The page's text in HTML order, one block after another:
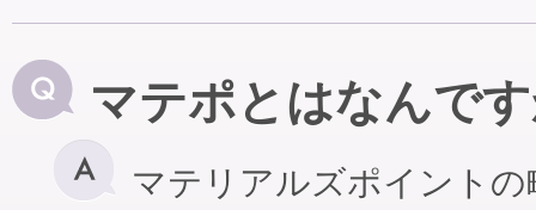
マテポとはなんで
マテリアルズポイント